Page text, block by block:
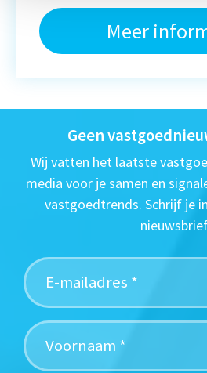
Meer
Geen
Wij vatten het laatste
media voor je samen en
vastgoedtrends. Schrijf je